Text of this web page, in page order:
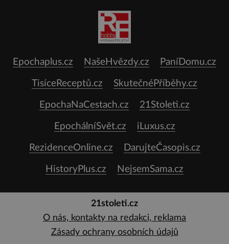
Epochaplus.cz NašeHvězdy.cz PaníDomu.cz
TisíceReceptů.cz SkutečnéPříběhy.cz
EpochaNaCestach.cz 21Stoleti.cz
EpochálníSvět.cz iLuxus.cz
RezidenceOnline.cz DarujteČasopis.cz
HistoryPlus.cz NejsemSama.cz
21stoleti.cz
O nás, kontakty na redakci, reklama
Zásady ochrany osobních údajů